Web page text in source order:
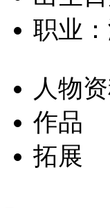
职业
人物
作品
拓展